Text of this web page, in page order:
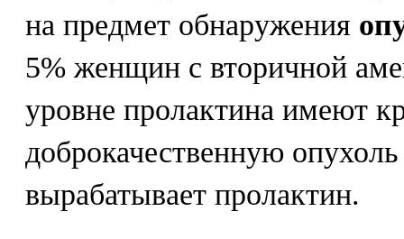
на предмет обнаружения
5% женщин с вторичной
уровне пролактина имеют
доброкачественную
вырабатывает пролактин.